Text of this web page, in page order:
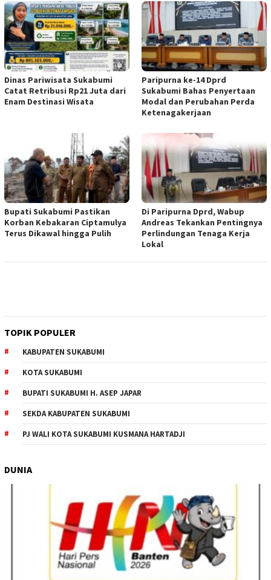
Dinas Pariwisata Sukabumi
Catat Retribusi Rp21 Juta dari
Enam Destinasi Wisata
Paripurna ke-14 Dprd
Sukabumi Bahas Penyertaan
Modal dan Perubahan Perda
Ketenagakerjaan
Bupati Sukabumi Pastikan
Korban Kebakaran Ciptamulya
Terus Dikawal hingga Pulih
Di Paripurna Dprd, Wabup
Andreas Tekankan Pentingnya
Perlindungan Tenaga Kerja
Lokal
TOPIK POPULER
KABUPATEN SUKABUMI
KOTA SUKABUMI
BUPATI SUKABUMI H. ASEP JAPAR
SEKDA KABUPATEN SUKABUMI
PJ WALI KOTA SUKABUMI KUSMANA HARTADJI
DUNIA